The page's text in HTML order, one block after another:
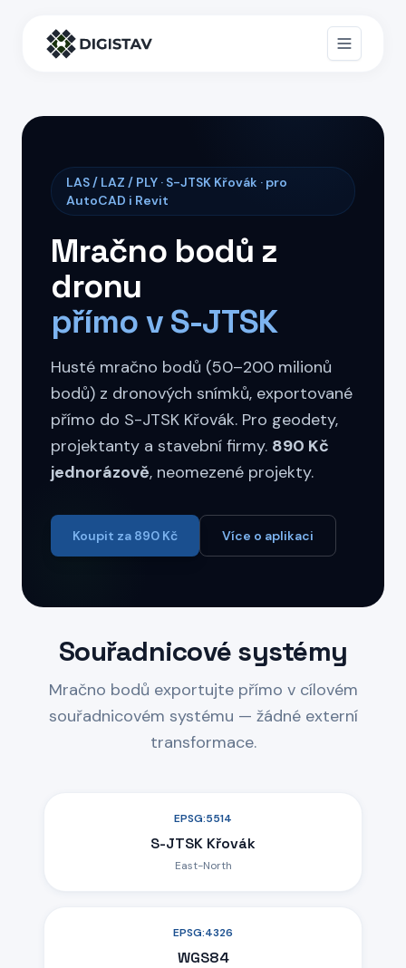
LAS / LAZ / PLY · S-JTSK Křovák · pro
AutoCAD i Revit
Mračno bodů z
dronu
přímo v S-JTSK
Husté mračno bodů (50–200 milionů
bodů) z dronových snímků, exportované
přímo do S-JTSK Křovák. Pro geodety,
projektanty a stavební firmy. 890 Kč
jednorázově, neomezené projekty.
Koupit za 890 Kč Více o aplikaci
Souřadnicové systémy
Mračno bodů exportujte přímo v cílovém
souřadnicovém systému — žádné externí
transformace.
EPSG:5514
S-JTSK Křovák
East-North
EPSG:4326
WGS84